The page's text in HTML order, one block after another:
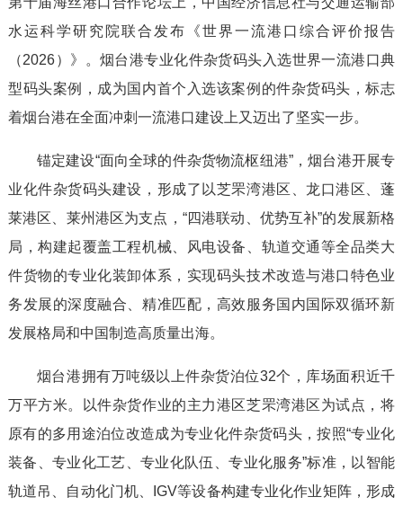
水运科学研究院联合发布《世界一流港口综合评价报告
（2026）》。烟台港专业化件杂货码头入选世界一流港口典
型码头案例，成为国内首个入选该案例的件杂货码头，标志
着烟台港在全面冲刺一流港口建设上又迈出了坚实一步。
锚定建设“面向全球的件杂货物流枢纽港”，烟台港开展专
业化件杂货码头建设，形成了以芝罘湾港区、龙口港区、蓬
莱港区、莱州港区为支点，“四港联动、优势互补”的发展新格
局，构建起覆盖工程机械、风电设备、轨道交通等全品类大
件货物的专业化装卸体系，实现码头技术改造与港口特色业
务发展的深度融合、精准匹配，高效服务国内国际双循环新
发展格局和中国制造高质量出海。
烟台港拥有万吨级以上件杂货泊位32个，库场面积近千
万平方米。以件杂货作业的主力港区芝罘湾港区为试点，将
原有的多用途泊位改造成为专业化件杂货码头，按照“专业化
装备、专业化工艺、专业化队伍、专业化服务”标准，以智能
轨道吊、自动化门机、IGV等设备构建专业化作业矩阵，形成